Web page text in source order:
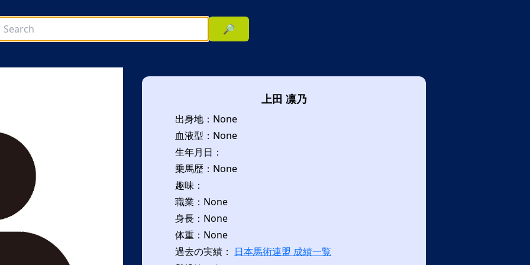
🔎
上田 凛乃
出身地：None
血液型：None
生年月日：
乗馬歴：None
趣味：
職業：None
身長：None
体重：None
過去の実績： 日本馬術連盟 成績一覧